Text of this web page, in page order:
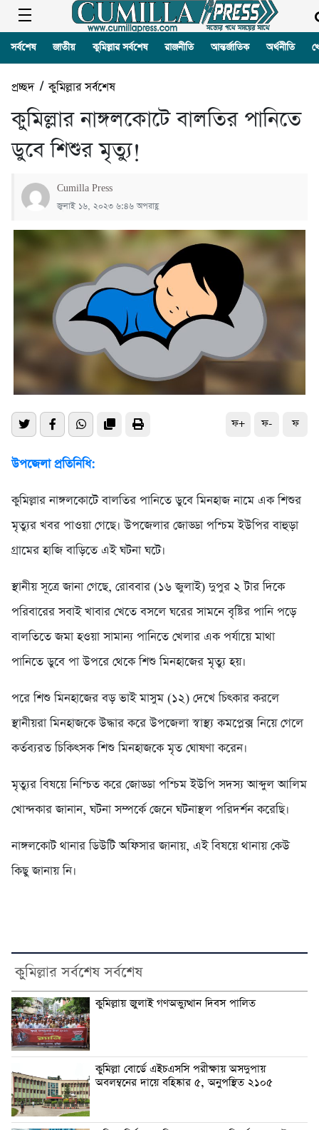
সর্বশেষ জাতীয় কুমিল্লার সর্বশেষ রাজনীতি আন্তর্জাতিক অর্থনীতি
প্রচ্ছদ/কুমিল্লার সর্বশেষ
কুমিল্লার নাঙ্গলকোটে বালতির পানিতে
ডুবে শিশুর মৃত্যু!
Cumilla Press
জুলাই ১৬, ২০২৩ ৬:৪৬ অপরাহ্ণ
ফ+ ফ- ফ
উপজেলা প্রতিনিধি:
কুমিল্লার নাঙ্গলকোটে বালতির পানিতে ডুবে মিনহাজ নামে এক শিশুর
মৃত্যুর খবর পাওয়া গেছে। উপজেলার জোড্ডা পশ্চিম ইউপির বাহুড়া
গ্রামের হাজি বাড়িতে এই ঘটনা ঘটে।
স্থানীয় সূত্রে জানা গেছে, রোববার (১৬ জুলাই) দুপুর ২ টার দিকে
পরিবারের সবাই খাবার খেতে বসলে ঘরের সামনে বৃষ্টির পানি পড়ে
বালতিতে জমা হওয়া সামান্য পানিতে খেলার এক পর্যায়ে মাথা
পানিতে ডুবে পা উপরে থেকে শিশু মিনহাজের মৃত্যু হয়।
পরে শিশু মিনহাজের বড় ভাই মাসুম (১২) দেখে চিৎকার করলে
স্থানীয়রা মিনহাজকে উদ্ধার করে উপজেলা স্বাস্থ্য কমপ্লেক্স নিয়ে গেলে
কর্তব্যরত চিকিৎসক শিশু মিনহাজকে মৃত ঘোষণা করেন।
মৃত্যুর বিষয়ে নিশ্চিত করে জোড্ডা পশ্চিম ইউপি সদস্য আব্দুল আলিম
খোন্দকার জানান, ঘটনা সম্পর্কে জেনে ঘটনাস্থল পরিদর্শন করেছি।
নাঙ্গলকোট থানার ডিউটি অফিসার জানায়, এই বিষয়ে থানায় কেউ
কিছু জানায় নি।
কুমিল্লার সর্বশেষ সর্বশেষ
কুমিল্লায় জুলাই গণঅভ্যুত্থান দিবস পালিত
কুমিল্লা বোর্ডে এইচএসসি পরীক্ষায় অসদুপায়
অবলম্বনের দায়ে বহিষ্কার ৫, অনুপস্থিত ২১০৫